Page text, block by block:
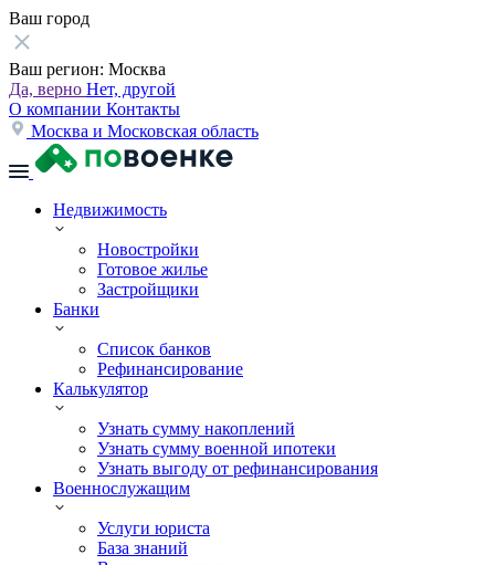
Ваш город
Ваш регион: Москва
Да, верно Нет, другой
О компании Контакты
Москва и Московская область
Недвижимость
Новостройки
Готовое жилье
Застройщики
Банки
Список банков
Рефинансирование
Калькулятор
Узнать сумму накоплений
Узнать сумму военной ипотеки
Узнать выгоду от рефинансирования
Военнослужащим
Услуги юриста
База знаний